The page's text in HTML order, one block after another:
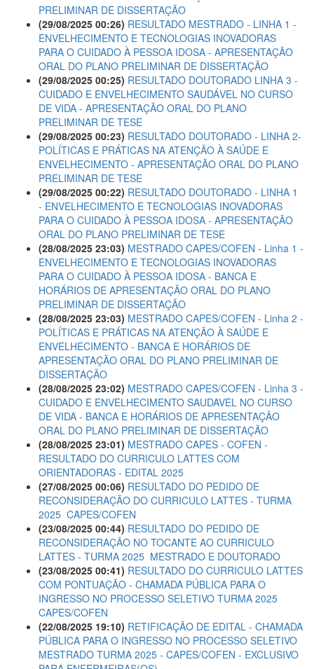
PRELIMINAR DE DISSERTAÇÃO
(29/08/2025 00:26) RESULTADO MESTRADO - LINHA 1 -
ENVELHECIMENTO E TECNOLOGIAS INOVADORAS
PARA O CUIDADO À PESSOA IDOSA - APRESENTAÇÃO
ORAL DO PLANO PRELIMINAR DE DISSERTAÇÃO
(29/08/2025 00:25) RESULTADO DOUTORADO LINHA 3 -
CUIDADO E ENVELHECIMENTO SAUDÁVEL NO CURSO
DE VIDA - APRESENTAÇÃO ORAL DO PLANO
PRELIMINAR DE TESE
(29/08/2025 00:23) RESULTADO DOUTORADO - LINHA 2-
POLÍTICAS E PRÁTICAS NA ATENÇÃO À SAÚDE E
ENVELHECIMENTO - APRESENTAÇÃO ORAL DO PLANO
PRELIMINAR DE TESE
(29/08/2025 00:22) RESULTADO DOUTORADO - LINHA 1
- ENVELHECIMENTO E TECNOLOGIAS INOVADORAS
PARA O CUIDADO À PESSOA IDOSA - APRESENTAÇÃO
ORAL DO PLANO PRELIMINAR DE TESE
(28/08/2025 23:03) MESTRADO CAPES/COFEN - Linha 1 -
ENVELHECIMENTO E TECNOLOGIAS INOVADORAS
PARA O CUIDADO À PESSOA IDOSA - BANCA E
HORÁRIOS DE APRESENTAÇÃO ORAL DO PLANO
PRELIMINAR DE DISSERTAÇÃO
(28/08/2025 23:03) MESTRADO CAPES/COFEN - Linha 2 -
POLÍTICAS E PRÁTICAS NA ATENÇÃO À SAÚDE E
ENVELHECIMENTO - BANCA E HORÁRIOS DE
APRESENTAÇÃO ORAL DO PLANO PRELIMINAR DE
DISSERTAÇÃO
(28/08/2025 23:02) MESTRADO CAPES/COFEN - Linha 3 -
CUIDADO E ENVELHECIMENTO SAUDAVEL NO CURSO
DE VIDA - BANCA E HORÁRIOS DE APRESENTAÇÃO
ORAL DO PLANO PRELIMINAR DE DISSERTAÇÃO
(28/08/2025 23:01) MESTRADO CAPES - COFEN -
RESULTADO DO CURRICULO LATTES COM
ORIENTADORAS - EDITAL 2025
(27/08/2025 00:06) RESULTADO DO PEDIDO DE
RECONSIDERAÇÃO DO CURRICULO LATTES - TURMA
2025  CAPES/COFEN
(23/08/2025 00:44) RESULTADO DO PEDIDO DE
RECONSIDERAÇÃO NO TOCANTE AO CURRICULO
LATTES - TURMA 2025  MESTRADO E DOUTORADO
(23/08/2025 00:41) RESULTADO DO CURRICULO LATTES
COM PONTUAÇÃO - CHAMADA PÚBLICA PARA O
INGRESSO NO PROCESSO SELETIVO TURMA 2025 
CAPES/COFEN
(22/08/2025 19:10) RETIFICAÇÃO DE EDITAL - CHAMADA
PÚBLICA PARA O INGRESSO NO PROCESSO SELETIVO
MESTRADO TURMA 2025 - CAPES/COFEN - EXCLUSIVO